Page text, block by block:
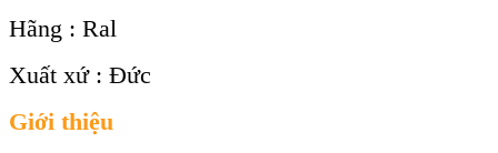
Hãng : Ral
Xuất xứ : Đức
Giới thiệu